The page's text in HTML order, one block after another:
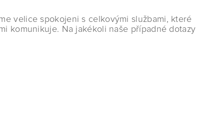
velice spokojeni s celkovými službami, které
komunikuje. Na jakékoli naše případné dotazy